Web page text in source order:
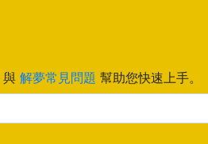
與 解夢常見問題 幫助您快速上手。